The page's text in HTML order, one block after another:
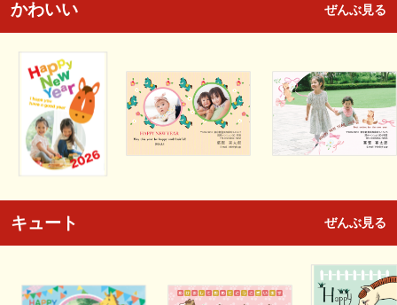
かわいい ぜんぶ見る
キュート ぜんぶ見る